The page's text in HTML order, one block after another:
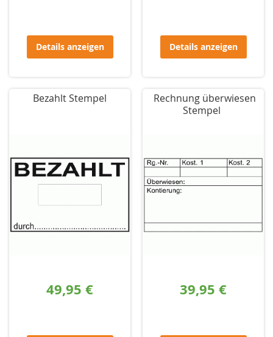
Details anzeigen Details anzeigen
Bezahlt Stempel
49,95 €
Rechnung überwiesen
Stempel
39,95 €